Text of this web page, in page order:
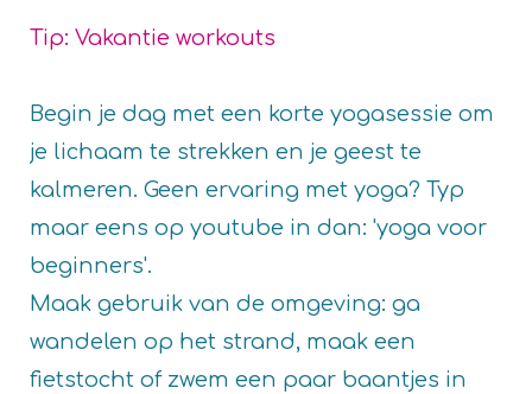
Tip: Vakantie workouts
Begin je dag met een korte yogasessie om
je lichaam te strekken en je geest te
kalmeren. Geen ervaring met yoga? Typ
maar eens op youtube in dan: 'yoga voor
beginners'.
Maak gebruik van de omgeving: ga
wandelen op het strand, maak een
fietstocht of zwem een paar baantjes in